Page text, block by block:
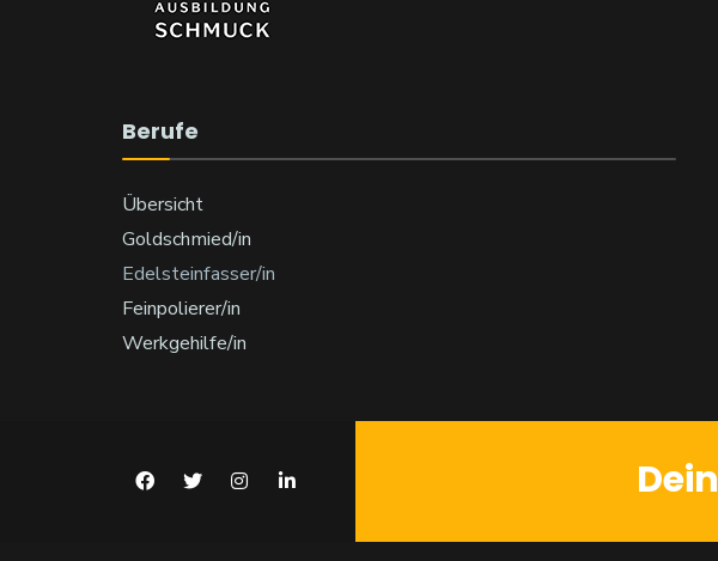
Berufe
Übersicht
Goldschmied/in
Edelsteinfasser/in
Feinpolierer/in
Werkgehilfe/in